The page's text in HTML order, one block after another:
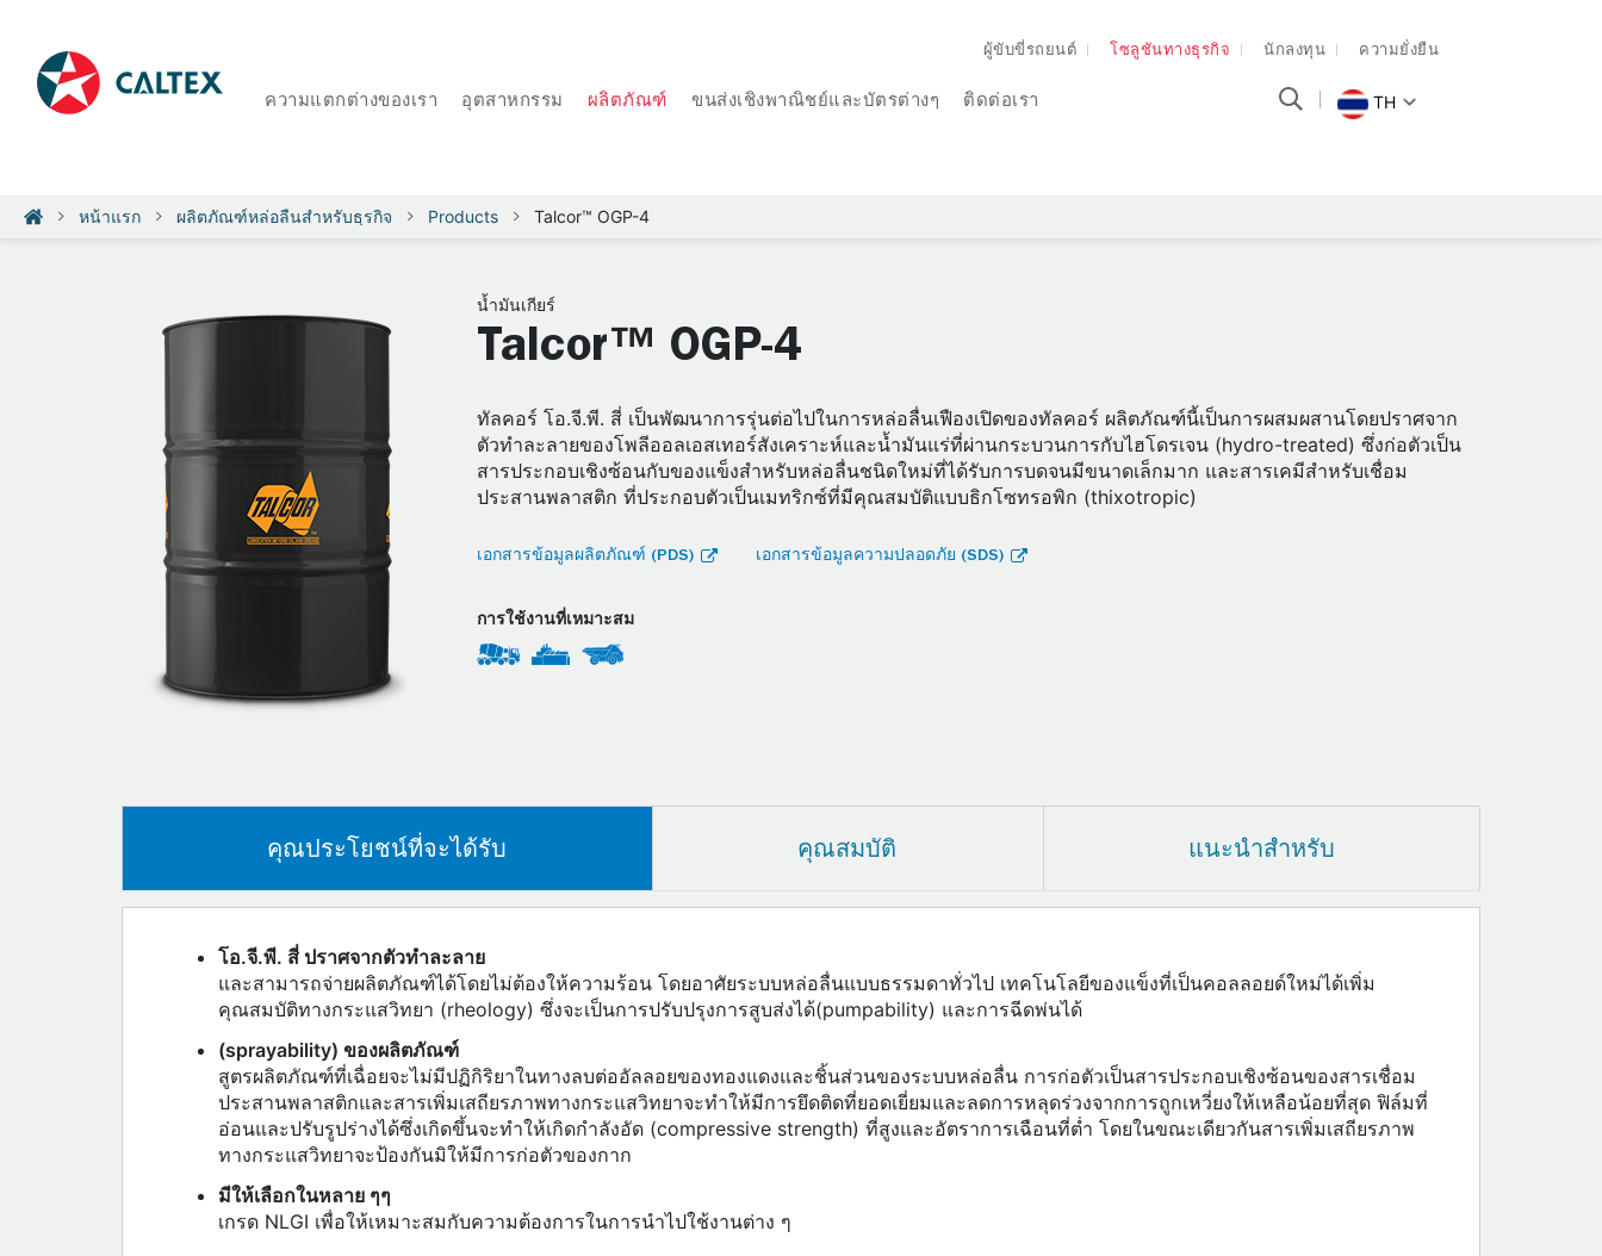
ผู้ขับขี่รถยนต์ โซลูชันทางธุรกิจ นักลงทุน ความยั่งยืน
ความแตกต่างของเรา อุตสาหกรรม ผลิตภัณฑ์ ขนส่งเชิงพาณิชย์และบัตรต่างๆ ติดต่อเรา TH
หน้าแรก ผลิตภัณฑ์หล่อลื่นสำหรับธุรกิจ Products Talcor™ OGP-4
น้ำมันเกียร์
Talcor™ OGP-4
ทัลคอร์ โอ.จี.พี. สี่ เป็นพัฒนาการรุ่นต่อไปในการหล่อลื่นเฟืองเปิดของทัลคอร์ ผลิตภัณฑ์นี้เป็นการผสมผสานโดยปราศจาก
ตัวทำละลายของโพลีออลเอสเทอร์สังเคราะห์และน้ำมันแร่ที่ผ่านกระบวนการกับไฮโดรเจน (hydro-treated) ซึ่งก่อตัวเป็น
สารประกอบเชิงซ้อนกับของแข็งสำหรับหล่อลื่นชนิดใหม่ที่ได้รับการบดจนมีขนาดเล็กมาก และสารเคมีสำหรับเชื่อม
ประสานพลาสติก ที่ประกอบตัวเป็นเมทริกซ์ที่มีคุณสมบัติแบบธิกโซทรอพิก (thixotropic)
เอกสารข้อมูลผลิตภัณฑ์ (PDS) เอกสารข้อมูลความปลอดภัย (SDS)
การใช้งานที่เหมาะสม
คุณประโยชน์ที่จะได้รับ คุณสมบัติ แนะนำสำหรับ
โอ.จี.พี. สี่ ปราศจากตัวทำละลาย
และสามารถจ่ายผลิตภัณฑ์ได้โดยไม่ต้องให้ความร้อน โดยอาศัยระบบหล่อลื่นแบบธรรมดาทั่วไป เทคโนโลยีของแข็งที่เป็นคอลลอยด์ใหม่ได้เพิ่ม
คุณสมบัติทางกระแสวิทยา (rheology) ซึ่งจะเป็นการปรับปรุงการสูบส่งได้(pumpability) และการฉีดพ่นได้
(sprayability) ของผลิตภัณฑ์
สูตรผลิตภัณฑ์ที่เฉื่อยจะไม่มีปฏิกิริยาในทางลบต่ออัลลอยของทองแดงและชิ้นส่วนของระบบหล่อลื่น การก่อตัวเป็นสารประกอบเชิงซ้อนของสารเชื่อม
ประสานพลาสติกและสารเพิ่มเสถียรภาพทางกระแสวิทยาจะทำให้มีการยึดติดที่ยอดเยี่ยมและลดการหลุดร่วงจากการถูกเหวี่ยงให้เหลือน้อยที่สุด ฟิล์มที่
อ่อนและปรับรูปร่างได้ซึ่งเกิดขึ้นจะทำให้เกิดกำลังอัด (compressive strength) ที่สูงและอัตราการเฉือนที่ต่ำ โดยในขณะเดียวกันสารเพิ่มเสถียรภาพ
ทางกระแสวิทยาจะป้องกันมิให้มีการก่อตัวของกาก
มีให้เลือกในหลาย ๆๆ
เกรด NLGI เพื่อให้เหมาะสมกับความต้องการในการนำไปใช้งานต่าง ๆ